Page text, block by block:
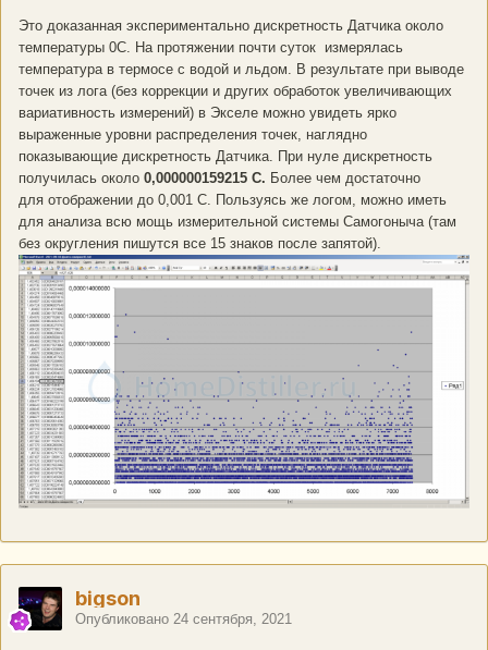
Это доказанная экспериментально дискретность Датчика около
температуры 0С. На протяжении почти суток измерялась
температура в термосе с водой и льдом. В результате при выводе
точек из лога (без коррекции и других обработок увеличивающих
вариативность измерений) в Экселе можно увидеть ярко
выраженные уровни распределения точек, наглядно
показывающие дискретность Датчика. При нуле дискретность
получилась около 0,000000159215 С. Более чем достаточно
для отображении до 0,001 С. Пользуясь же логом, можно иметь
для анализа всю мощь измерительной системы Самогоныча (там
без округления пишутся все 15 знаков после запятой).
bigson
Опубликовано 24 сентября, 2021